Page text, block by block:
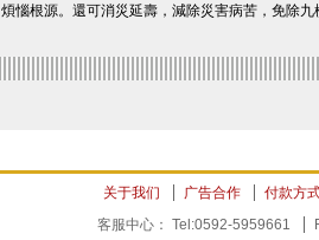
煩惱根源。還可消災延壽，減除災害病苦，免除九
关于我们 广告合作
付款方
客服中心： Tel:0592-5959661